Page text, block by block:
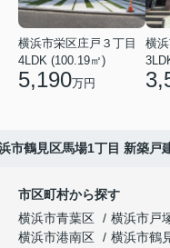
横浜市栄区庄戸３丁目
4LDK (100.19㎡)
5,190万円
横
市鶴見区馬場1丁目 新築戸
市区町村から探す
横浜市青葉区
横浜市戸
横浜市港南区
横浜市鶴